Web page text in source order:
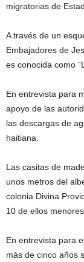
migratorias de
A través de un
Embajadores de
es conocida como
En entrevista para
apoyo de las
las descargas de
haitiana.
Las casitas de
unos metros del
colonia Divina
10 de ellos
En entrevista para
más de cinco años